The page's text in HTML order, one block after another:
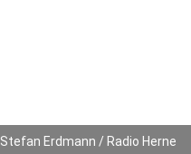
Stefan Erdmann / Radio Herne